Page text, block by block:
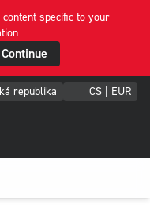
specific to your
Continue
republika CS | EUR